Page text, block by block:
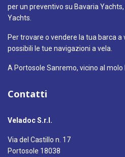
per un preventivo su Bavaria
Yachts.
Per trovare o vendere la tua barca a
possibili le tue navigazioni a vela.
A Portosole Sanremo, vicino al molo
Contatti
Veladoc S.r.l.
Via del Castillo n. 17
Portosole 18038